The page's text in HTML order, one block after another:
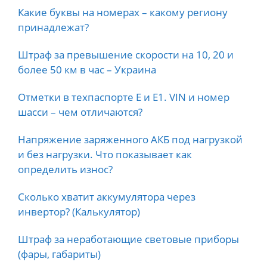
Какие буквы на номерах – какому региону
принадлежат?
Штраф за превышение скорости на 10, 20 и
более 50 км в час – Украина
Отметки в техпаспорте E и E1. VIN и номер
шасси – чем отличаются?
Напряжение заряженного АКБ под нагрузкой
и без нагрузки. Что показывает как
определить износ?
Сколько хватит аккумулятора через
инвертор? (Калькулятор)
Штраф за неработающие световые приборы
(фары, габариты)